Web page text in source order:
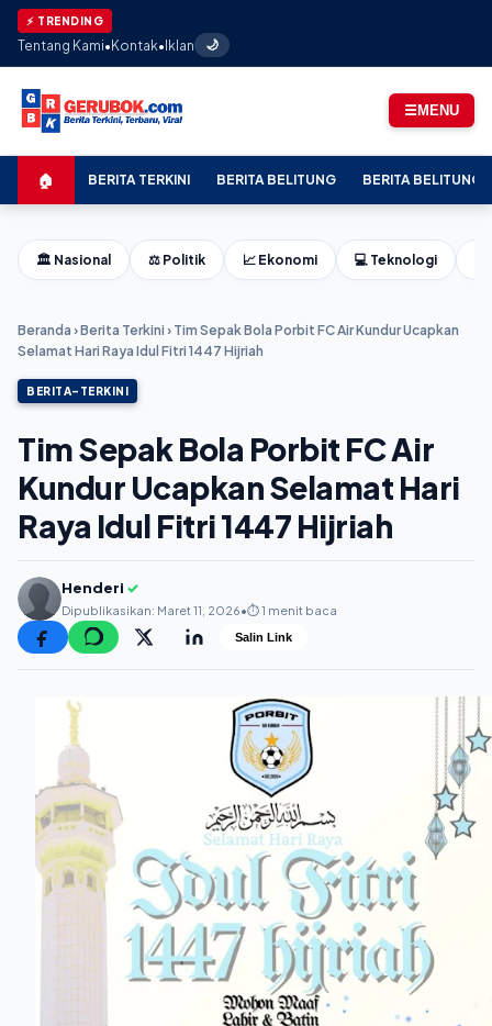
⚡ TRENDING
Tentang Kami•Kontak•Iklan 🌙
☰MENU
🏠 BERITA TERKINI BERITA BELITUNG BERITA BELITUNG
🏛️ Nasional ⚖️ Politik 📈 Ekonomi 💻 Teknologi
Beranda ›Berita Terkini › Tim Sepak Bola Porbit FC Air Kundur Ucapkan
Selamat Hari Raya Idul Fitri 1447 Hijriah
BERITA-TERKINI
Tim Sepak Bola Porbit FC Air
Kundur Ucapkan Selamat Hari
Raya Idul Fitri 1447 Hijriah
Henderi ✓
Dipublikasikan: Maret 11, 2026•⏱️ 1 menit baca
Salin Link